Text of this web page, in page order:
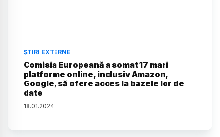
ȘTIRI EXTERNE
Comisia Europeană a somat 17 mari
platforme online, inclusiv Amazon,
Google, să ofere acces la bazele lor de
date
18.01.2024